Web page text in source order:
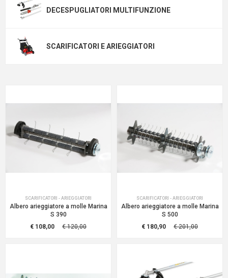
DECESPUGLIATORI MULTIFUNZIONE
SCARIFICATORI E ARIEGGIATORI
SCARIFICATORI - ARIEGGIATORI
Albero arieggiatore a molle Marina
S 390
€ 108,00
€ 120,00
SCARIFICATORI - ARIEGGIATORI
Albero arieggiatore a molle Marina
S 500
€ 180,90
€ 201,00